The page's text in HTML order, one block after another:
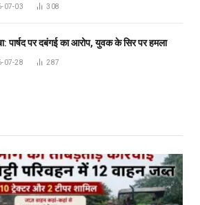
07-03 308
पार्षद पर दबंगई का आरोप, युवक के सिर पर हमला
07-28 287